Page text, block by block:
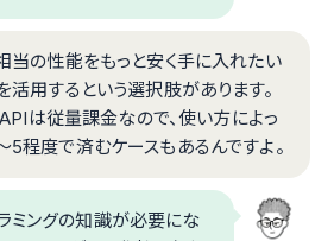
当の性能をもっと安く手に入れたい
活用するという選択肢があります。
は従量課金なので、使い方によっ
5程度で済むケースもあるんですよ。
ミングの知識が必要にな